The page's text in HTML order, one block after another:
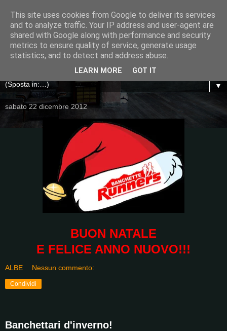
▼
sabato 22 dicembre 2012
BUON NATALE
E FELICE ANNO NUOVO!!!
ALBE Nessun commento:
Condividi
Banchettari d'inverno!
This site uses cookies from Google to deliver its services
and to analyze traffic. Your IP address and user-agent are
shared with Google along with performance and security
metrics to ensure quality of service, generate usage
statistics, and to detect and address abuse.
LEARN MORE GOT IT